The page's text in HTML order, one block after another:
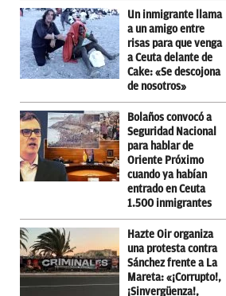
Un inmigrante llama
a un amigo entre
risas para que venga
a Ceuta delante de
Cake: «Se descojona
de nosotros»
Bolaños convocó a
Seguridad Nacional
para hablar de
Oriente Próximo
cuando ya habían
entrado en Ceuta
1.500 inmigrantes
Hazte Oir organiza
una protesta contra
Sánchez frente a La
Mareta: «¡Corrupto!,
¡Sinvergüenza!,